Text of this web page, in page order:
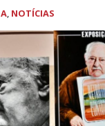
, NOTÍCIAS